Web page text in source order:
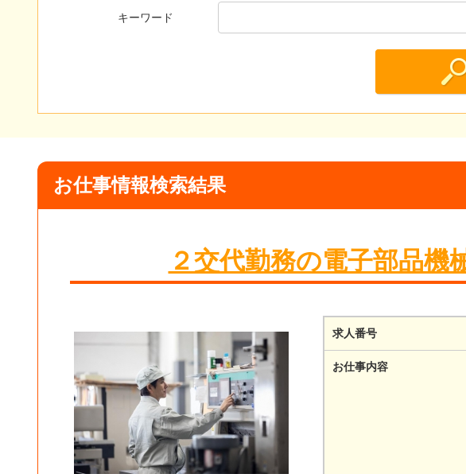
キーワード
お仕事情報検索結果
２交代勤務の電子部品機
求人番号
お仕事内容